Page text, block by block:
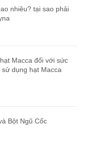
nhiêu? tại sao phải
Macca đối với sức
dụng hạt Macca
Bột Ngũ Cốc